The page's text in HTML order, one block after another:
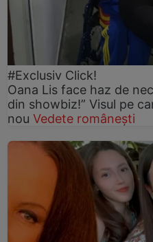
#Exclusiv Click!
Oana Lis face haz de
din showbiz!” Visul pe
nou Vedete românești